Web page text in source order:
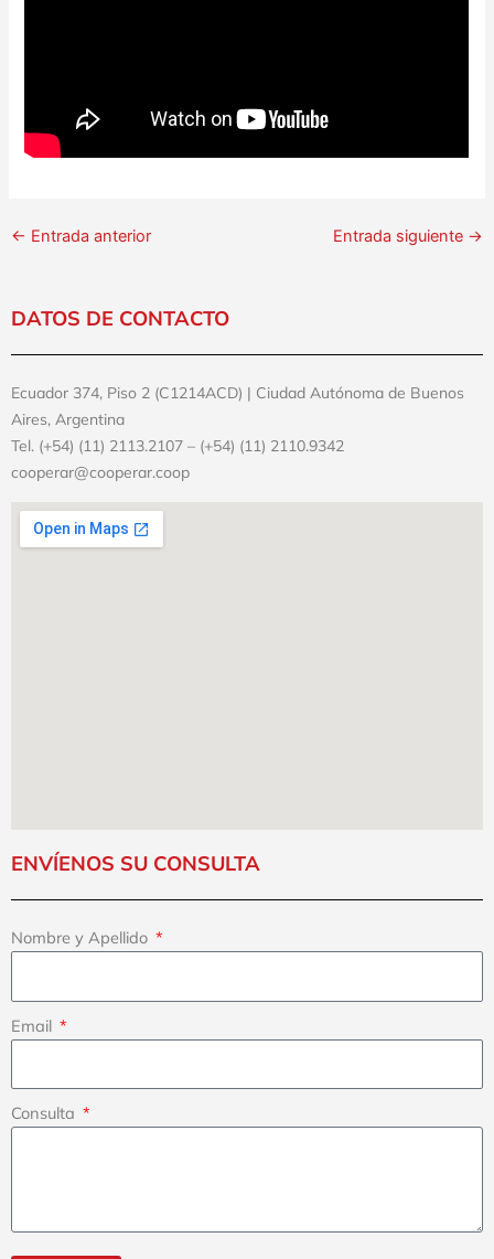
← Entrada anterior Entrada siguiente →
DATOS DE CONTACTO
Ecuador 374, Piso 2 (C1214ACD) | Ciudad Autónoma de Buenos
Aires, Argentina
Tel. (+54) (11) 2113.2107 – (+54) (11) 2110.9342
cooperar@cooperar.coop
ENVÍENOS SU CONSULTA
Nombre y Apellido
Email
Consulta